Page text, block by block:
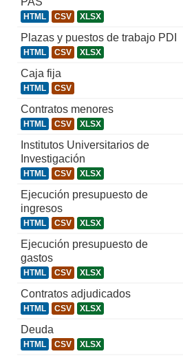
HTML CSV XLSX
Plazas y puestos de trabajo PDI
HTML CSV XLSX
Caja fija
HTML CSV
Contratos menores
HTML CSV XLSX
Institutos Universitarios de
Investigación
HTML CSV XLSX
Ejecución presupuesto de
ingresos
HTML CSV XLSX
Ejecución presupuesto de
gastos
HTML CSV XLSX
Contratos adjudicados
HTML CSV XLSX
Deuda
HTML CSV XLSX